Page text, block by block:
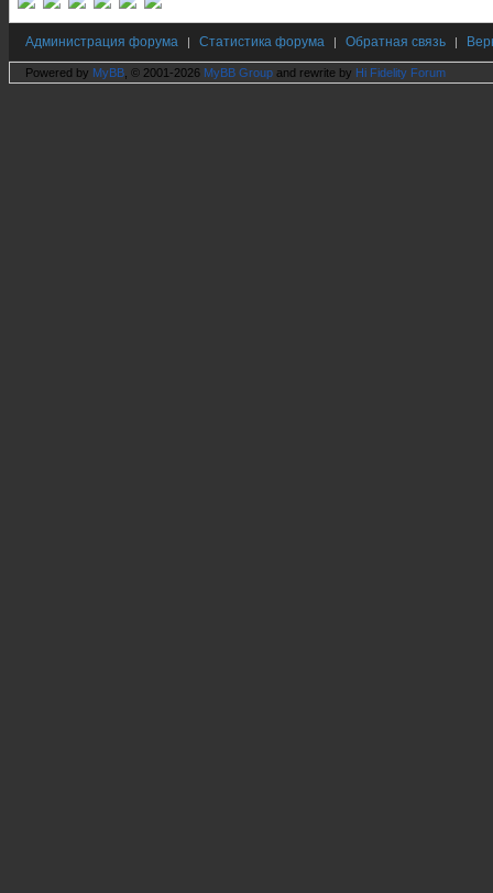
Администрация форума | Статистика форума | Обратная связь |
Powered by MyBB , © 2001-2026 MyBB Group and rewrite by Hi Fidelity Forum